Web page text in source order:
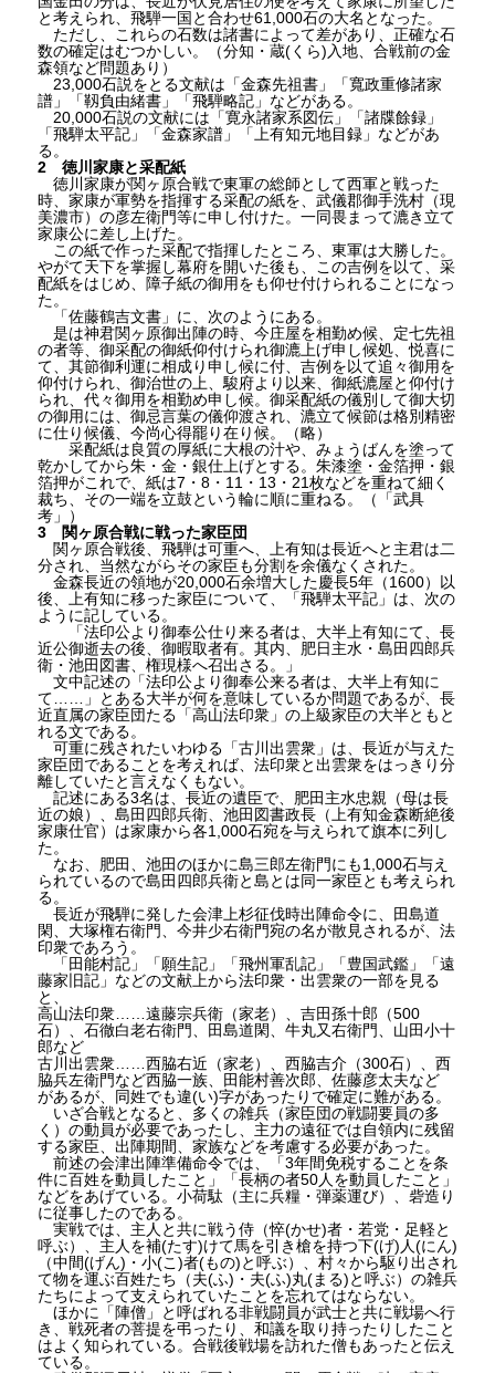
と考えられ、飛騨一国と合わせ61,000石の大名となった。
ただし、これらの石数は諸書によって差があり、正確な石
数の確定はむつかしい。（分知・蔵(くら)入地、合戦前の金
森領など問題あり）
23,000石説をとる文献は「金森先祖書」「寬政重修諸家
譜」「靱負由緒書」「飛騨略記」などがある。
20,000石説の文献には「寛永諸家系図伝」「諸牒餘録」
「飛騨太平記」「金森家譜」「上有知元地目録」などがあ
る。
2 徳川家康と采配紙
徳川家康が関ヶ原合戦で東軍の総師として西軍と戦った
時、家康が軍勢を指揮する采配の紙を、武儀郡御手洗村（現
美濃市）の彦左衛門等に申し付けた。一同畏まって漉き立て
家康公に差し上げた。
この紙で作った采配で指揮したところ、東軍は大勝した。
やがて天下を掌握し幕府を開いた後も、この吉例を以て、采
配紙をはじめ、障子紙の御用をも仰せ付けられることになっ
た。
「佐藤鶴吉文書」に、次のようにある。
是は神君関ヶ原御出陣の時、今庄屋を相勤め候、定七先祖
の者等、御采配の御紙仰付けられ御漉上げ申し候処、悦喜に
て、其節御利運に相成り申し候に付、吉例を以て追々御用を
仰付けられ、御治世の上、駿府より以来、御紙漉屋と仰付け
られ、代々御用を相勤め申し候。御采配紙の儀別して御大切
の御用には、御忌言葉の儀仰渡され、漉立て候節は格別精密
に仕り候儀、今尚心得罷り在り候。（略）
采配紙は良質の厚紙に大根の汁や、みょうばんを塗って
乾かしてから朱・金・銀仕上げとする。朱漆塗・金箔押・銀
箔押がこれで、紙は7・8・11・13・21枚などを重ねて細く
裁ち、その一端を立鼓という輪に順に重ねる。（「武具
考」）
3 関ヶ原合戦に戦った家臣団
関ヶ原合戦後、飛騨は可重へ、上有知は長近へと主君は二
分され、当然ながらその家臣も分割を余儀なくされた。
金森長近の領地が20,000石余増大した慶長5年（1600）以
後、上有知に移った家臣について、「飛騨太平記」は、次の
ように記している。
「法印公より御奉公仕り来る者は、大半上有知にて、長
近公御逝去の後、御暇取者有。其内、肥日主水・島田四郎兵
衛・池田図書、権現様へ召出さる。」
文中記述の「法印公より御奉公来る者は、大半上有知に
て……」とある大半が何を意味しているか問題であるが、長
近直属の家臣団たる「高山法印衆」の上級家臣の大半ともと
れる文である。
可重に残されたいわゆる「古川出雲衆」は、長近が与えた
家臣団であることを考えれば、法印衆と出雲衆をはっきり分
離していたと言えなくもない。
記述にある3名は、長近の遺臣で、肥田主水忠親（母は長
近の娘）、島田四郎兵衛、池田図書政長（上有知金森断絶後
家康仕官）は家康から各1,000石宛を与えられて旗本に列し
た。
なお、肥田、池田のほかに島三郎左衛門にも1,000石与え
られているので島田四郎兵衛と島とは同一家臣とも考えられ
る。
長近が飛騨に発した会津上杉征伐時出陣命令に、田島道
閑、大塚権右衛門、今井少右衛門宛の名が散見されるが、法
印衆であろう。
「田能村記」「願生記」「飛州軍乱記」「豊国武鑑」「遠
藤家旧記」などの文献上から法印衆・出雲衆の一部を見る
と、
高山法印衆……遠藤宗兵衛（家老）、吉田孫十郎（500
石）、石徹白老右衛門、田島道閑、牛丸又右衛門、山田小十
郎など
古川出雲衆……西脇右近（家老）、西脇吉介（300石）、西
脇兵左衛門など西脇一族、田能村善次郎、佐藤彦太夫など
があるが、同姓でも違(い)字があったりで確定に難がある。
いざ合戦となると、多くの雑兵（家臣団の戦闘要員の多
く）の動員が必要であったし、主力の遠征では自領内に残留
する家臣、出陣期間、家族などを考慮する必要があった。
前述の会津出陣準備命令では、「3年間免税することを条
件に百姓を動員したこと」「長柄の者50人を動員したこと」
などをあげている。小荷駄（主に兵糧・弾薬運び）、砦造り
に従事したのである。
実戦では、主人と共に戦う侍（悴(かせ)者・若党・足軽と
呼ぶ）、主人を補(たす)けて馬を引き槍を持つ下(げ)人(にん)
（中間(げん)・小(こ)者(もの)と呼ぶ）、村々から駆り出され
て物を運ぶ百姓たち（夫(ふ)・夫(ふ)丸(まる)と呼ぶ）の雑兵
たちによって支えられていたことを忘れてはならない。
ほかに「陣僧」と呼ばれる非戦闘員が武士と共に戦場へ行
き、戦死者の菩提を弔ったり、和議を取り持ったりしたこと
はよく知られている。合戦後戦場を訪れた僧もあったと伝え
ている。